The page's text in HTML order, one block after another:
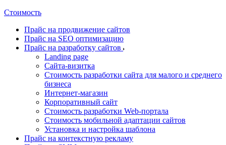
Стоимость
Прайс на продвижение сайтов
Прайс на SEO оптимизацию
Прайс на разработку сайтов
Landing page
Cайта-визитка
Стоимость разработки сайта для малого и среднего
бизнеса
Интернет-магазин
Корпоративный сайт
Стоимость разработки Web-портала
Стоимость мобильной адаптации сайтов
Установка и настройка шаблона
Прайс на контекстную рекламу